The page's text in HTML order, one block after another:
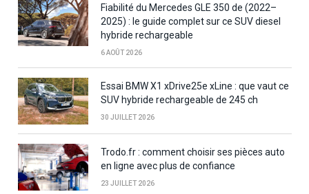
Fiabilité du Mercedes GLE 350 de (2022–
2025) : le guide complet sur ce SUV diesel
hybride rechargeable
6 AOÛT 2026
Essai BMW X1 xDrive25e xLine : que vaut ce
SUV hybride rechargeable de 245 ch
30 JUILLET 2026
Trodo.fr : comment choisir ses pièces auto
en ligne avec plus de confiance
23 JUILLET 2026